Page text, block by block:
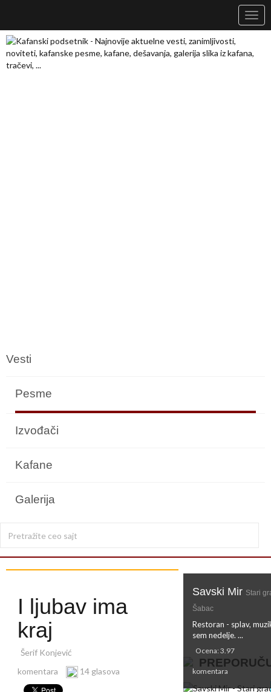
Vesti
Pesme
Izvođači
Kafane
Galerija
I ljubav ima
kraj
Šerif Konjević
komentara
14 glasova
Savski Mir Stari
Šabac
Restoran - splav,
sem nedelje. ...
Ocena: 3.97
komentara